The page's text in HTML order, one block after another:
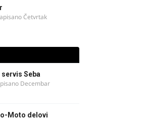
Četvrtak
Seba
Decembar
Moto delovi